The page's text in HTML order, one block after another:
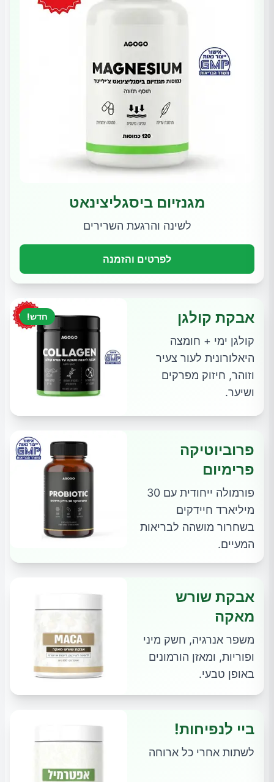
מגנזיום ביסגליצינאט
לשינה והרגעת השרירים
לפרטים והזמנה
חדש! אבקת קולגן
קולגן ימי + חומצה
היאלורונית לעור צעיר
וזוהר, חיזוק מפרקים
ושיער.
פרוביוטיקה
פרימיום
פורמולה ייחודית עם 30
מיליארד חיידקים
בשחרור מושהה לבריאות
המעיים.
אבקת שורש
מאקה
משפר אנרגיה, חשק מיני
ופוריות, ומאזן הורמונים
באופן טבעי.
ביי לנפיחות!
לשתות אחרי כל ארוחה